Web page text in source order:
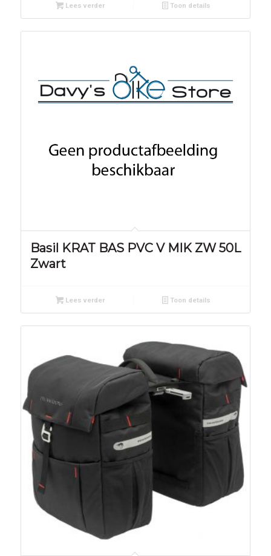
Lees verder Toon details
Basil KRAT BAS PVC V MIK ZW 50L
Zwart
Lees verder Toon details